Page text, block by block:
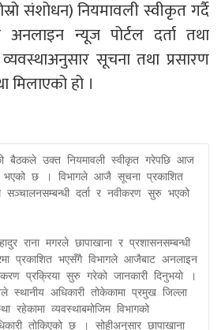
संशोधन) नियमावली स्वीकृत गर्दै
अनलाइन न्यूज पोर्टल दर्ता तथा
सूचना तथा प्रसारण
मिलाएको हो ।
बैठकले उक्त नियमावली स्वीकृत गरेपछि आज
भएको छ । विभागले आजै सूचना प्रकाशित
सञ्चालनसम्बन्धी दर्ता र नवीकरण सुरु भएको
राना मगरले छापाखाना र प्रशासनसम्बन्धी
प्रकाशित भएसँगै विभागले आजैबाट अनलाइन
प्रक्रिया सुरु गरेको जानकारी दिनुभयो ।
स्थानीय अधिकारी तोकेकामा प्रमुख जिल्ला
रहेकामा व्यवस्थाबमोजिम विभागको
तोकिएको छ । सोहीअनुसार छापाखाना